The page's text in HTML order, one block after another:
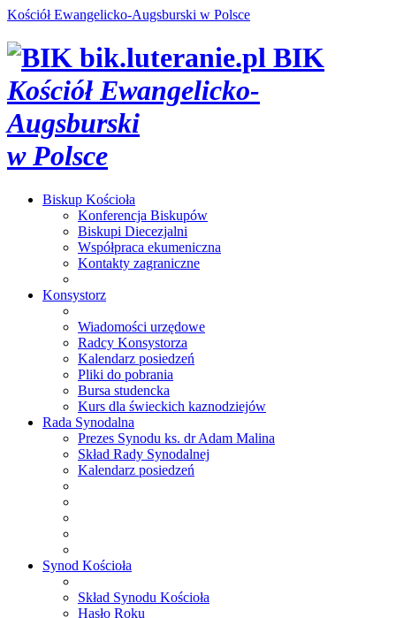
Kościół Ewangelicko-Augsburski w Polsce
bik.luteranie.pl BIK
Kościół Ewangelicko-
Augsburski
w Polsce
Biskup Kościoła
Konferencja Biskupów
Biskupi Diecezjalni
Współpraca ekumeniczna
Kontakty zagraniczne
Konsystorz
Wiadomości urzędowe
Radcy Konsystorza
Kalendarz posiedzeń
Pliki do pobrania
Bursa studencka
Kurs dla świeckich kaznodziejów
Rada Synodalna
Prezes Synodu ks. dr Adam Malina
Skład Rady Synodalnej
Kalendarz posiedzeń
Synod Kościoła
Skład Synodu Kościoła
Hasło Roku